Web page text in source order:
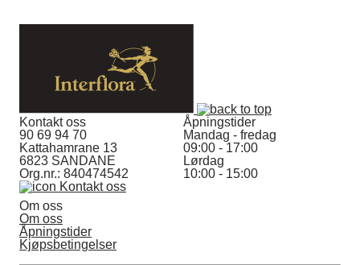
Kontakt oss
90 69 94 70
Kattahamrane 13
6823 SANDANE
Org.nr.: 840474542
Kontakt oss
Åpningstider
Mandag - fredag
09:00 - 17:00
Lørdag
10:00 - 15:00
Om oss
Om oss
Åpningstider
Kjøpsbetingelser